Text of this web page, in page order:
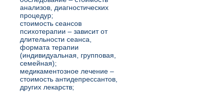
анализов, диагностических
процедур;
стоимость сеансов
психотерапии – зависит от
длительности сеанса,
формата терапии
(индивидуальная, групповая,
семейная);
медикаментозное лечение –
стоимость антидепрессантов,
других лекарств;